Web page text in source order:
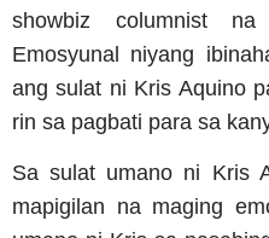
showbiz columnist
Emosyunal niyang
ang sulat ni Kris Aquino
rin sa pagbati para sa
Sa sulat umano ni Kris
mapigilan na maging